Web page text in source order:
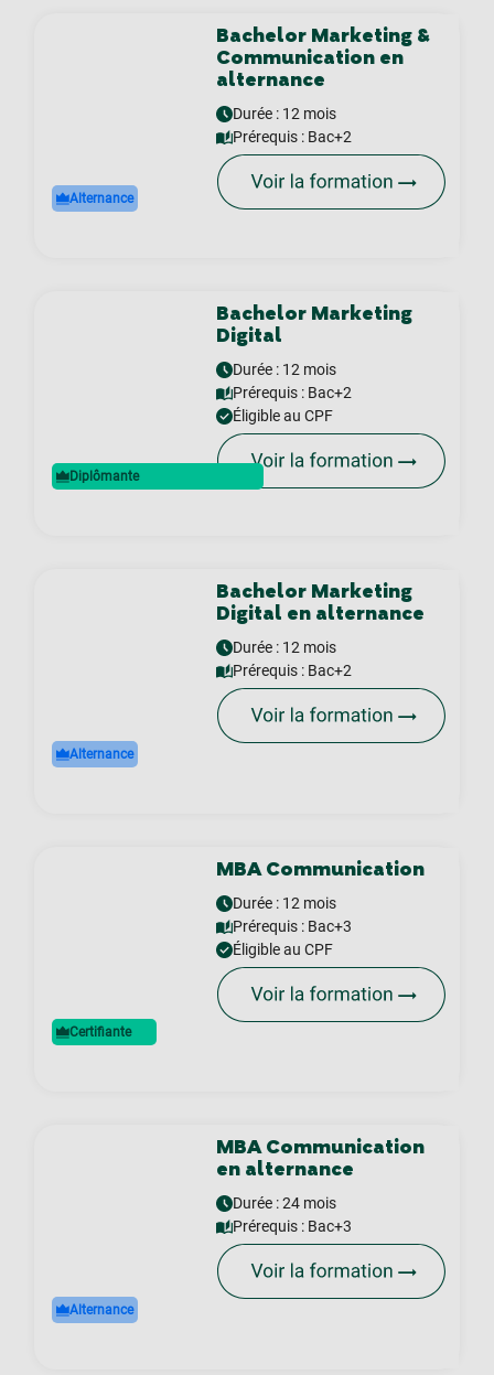
Alternance
Bachelor Marketing &
Communication en
alternance
Durée : 12 mois
Prérequis : Bac+2
Diplômante
Bachelor Marketing
Digital
Durée : 12 mois
Prérequis : Bac+2
Éligible au CPF
Alternance
Bachelor Marketing
Digital en alternance
Durée : 12 mois
Prérequis : Bac+2
Certifiante
MBA Communication
Durée : 12 mois
Prérequis : Bac+3
Éligible au CPF
Alternance
MBA Communication
en alternance
Durée : 24 mois
Prérequis : Bac+3